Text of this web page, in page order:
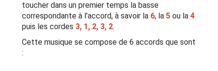
toucher dans un premier temps la basse
correspondante à l'accord, à savoir la 6, la 5 ou la 4
puis les cordes 3, 1, 2, 3, 2.
Cette musique se compose de 6 accords que sont
: